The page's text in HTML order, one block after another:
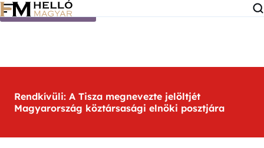
Ugrás a tartalomra
Rendkívüli: A Tisza megnevezte jelöltjét
Magyarország köztársasági elnöki posztjára